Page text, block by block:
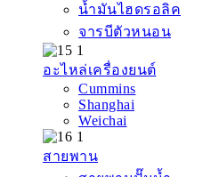
น้ำมันไฮดรอลิค
จารบีตัวหนอน
อะไหล่เครื่องยนต์
Cummins
Shanghai
Weichai
สายพาน